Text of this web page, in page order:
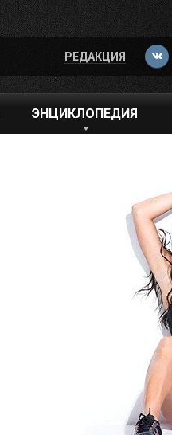
РЕДАКЦИЯ
ЭНЦИКЛОПЕДИЯ